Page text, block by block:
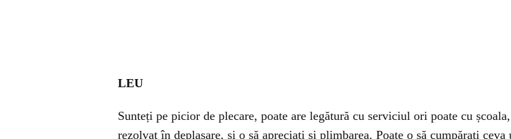
LEU
Sunteți pe picior de plecare, poate are legătură cu serviciul ori poate cu
rezolvat în deplasare, și o să apreciați și plimbarea. Poate o să cumpărați ceva